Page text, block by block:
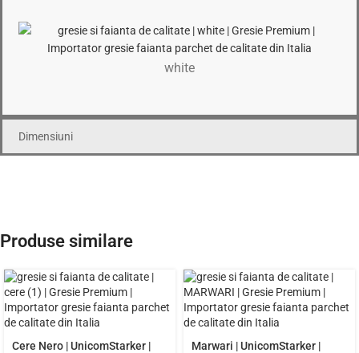
white
Dimensiuni
Produse similare
Cere Nero | UnicomStarker |
Marwari | UnicomStarker |